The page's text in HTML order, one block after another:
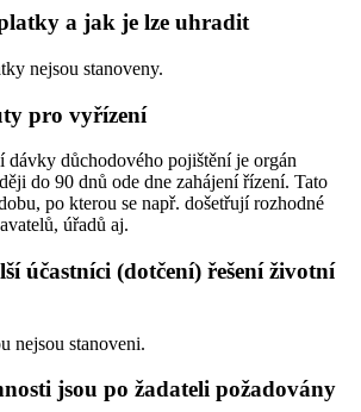
a jak je lze uhradit
nejsou stanoveny.
pro vyřízení
dávky důchodového pojištění je orgán
do 90 dnů ode dne zahájení řízení. Tato
po kterou se např. došetřují rozhodné
úřadů aj.
účastníci (dotčení) řešení životní
nejsou stanoveni.
jsou po žadateli požadovány